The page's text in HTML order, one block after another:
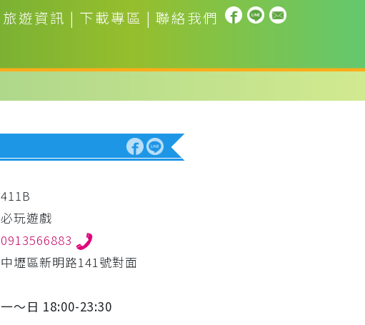
旅遊資訊 | 下載專區 | 聯絡我們
411B
必玩遊戲
0913566883
中壢區新明路141號對面
一～日 18:00-23:30